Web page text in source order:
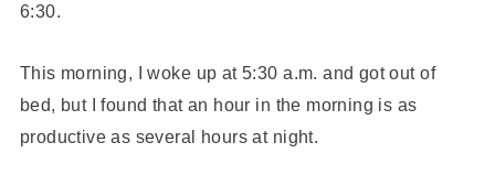
6:30.
This morning, I woke up at 5:30 a.m. and got out of
bed, but I found that an hour in the morning is as
productive as several hours at night.